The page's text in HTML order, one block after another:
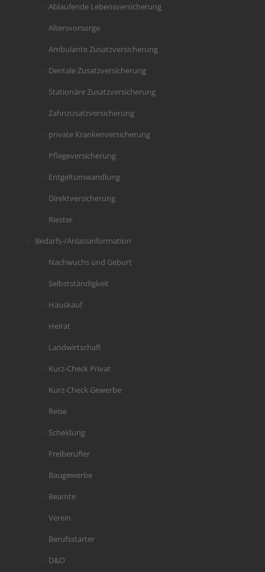
Ablaufende Lebensversicherung
Altersvorsorge
Ambulante Zusatzversicherung
Dentale Zusatzversicherung
Stationäre Zusatzversicherung
Zahnzusatzversicherung
private Krankenversicherung
Pflegeversicherung
Entgeltumwandlung
Direktversicherung
Riester
Bedarfs-/Anlassinformation
Nachwuchs und Geburt
Selbstständigkeit
Hauskauf
Heirat
Landwirtschaft
Kurz-Check Privat
Kurz-Check Gewerbe
Reise
Scheidung
Freiberufler
Baugewerbe
Beamte
Verein
Berufsstarter
D&O